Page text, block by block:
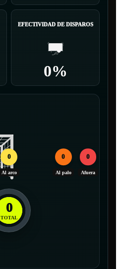
EFECTIVIDAD DE DISPAROS
0%
0
Al arco
0
Al palo
0
Afuera
0
TOTAL